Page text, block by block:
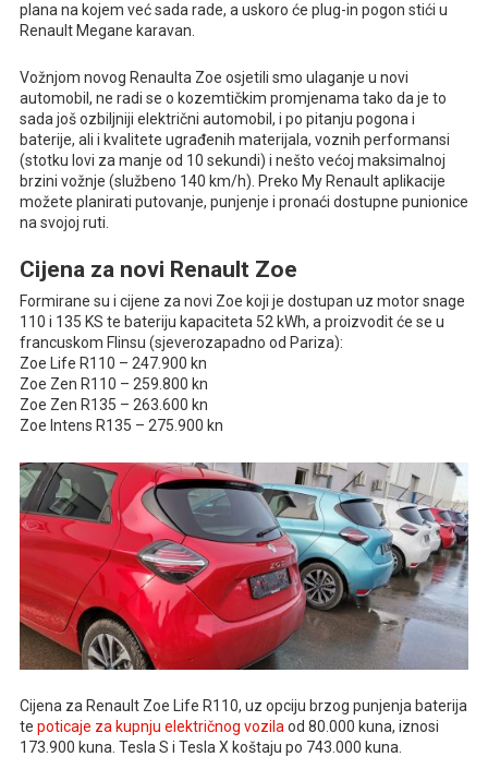
plana na kojem već sada rade, a uskoro će plug-in pogon stići u
Renault Megane karavan.
Vožnjom novog Renaulta Zoe osjetili smo ulaganje u novi
automobil, ne radi se o kozemtičkim promjenama tako da je to
sada još ozbiljniji električni automobil, i po pitanju pogona i
baterije, ali i kvalitete ugrađenih materijala, voznih performansi
(stotku lovi za manje od 10 sekundi) i nešto većoj maksimalnoj
brzini vožnje (službeno 140 km/h). Preko My Renault aplikacije
možete planirati putovanje, punjenje i pronaći dostupne punionice
na svojoj ruti.
Cijena za novi Renault Zoe
Formirane su i cijene za novi Zoe koji je dostupan uz motor snage
110 i 135 KS te bateriju kapaciteta 52 kWh, a proizvodit će se u
francuskom Flinsu (sjeverozapadno od Pariza):
Zoe Life R110 – 247.900 kn
Zoe Zen R110 – 259.800 kn
Zoe Zen R135 – 263.600 kn
Zoe Intens R135 – 275.900 kn
Cijena za Renault Zoe Life R110, uz opciju brzog punjenja baterija
te poticaje za kupnju električnog vozila od 80.000 kuna, iznosi
173.900 kuna. Tesla S i Tesla X koštaju po 743.000 kuna.